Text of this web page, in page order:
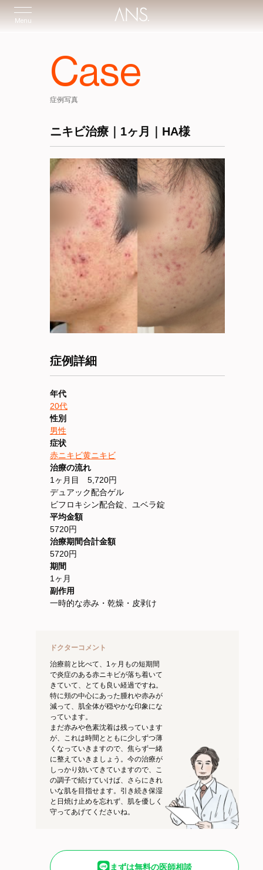
Menu
Case
症例写真
ニキビ治療｜1ヶ月｜HA様
症例詳細
年代
20代
性別
男性
症状
赤ニキビ黄ニキビ
治療の流れ
1ヶ月目 5,720円
デュアック配合ゲル
ビフロキシン配合錠、ユベラ錠
平均金額
5720円
治療期間合計金額
5720円
期間
1ヶ月
副作用
一時的な赤み・乾燥・皮剥け
ドクターコメント
治療前と比べて、1ヶ月もの短期間
で炎症のある赤ニキビが落ち着いて
きていて、とても良い経過ですね。
特に頬の中心にあった腫れや赤みが
減って、肌全体が穏やかな印象にな
っています。
まだ赤みや色素沈着は残っています
が、これは時間とともに少しずつ薄
くなっていきますので、焦らず一緒
に整えていきましょう。今の治療が
しっかり効いてきていますので、こ
の調子で続けていけば、さらにきれ
いな肌を目指せます。引き続き保湿
と日焼け止めを忘れず、肌を優しく
守ってあげてくださいね。
まずは無料の医師相談